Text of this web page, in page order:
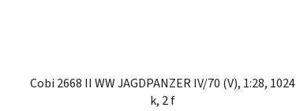
Cobi 2668 II WW JAGDPANZER IV/70 (V), 1:28, 1024
k, 2 f